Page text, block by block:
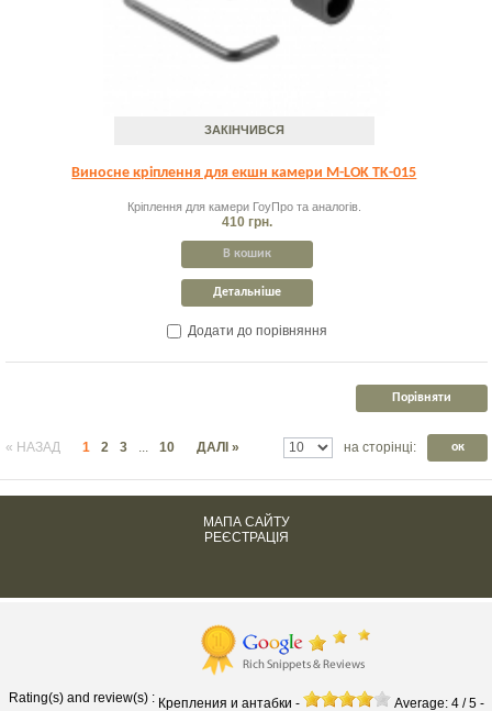
ЗАКІНЧИВСЯ
Виносне кріплення для екшн камери M-LOK TK-015
Кріплення для камери ГоуПро та аналогів.
410 грн.
В кошик
Детальніше
Додати до порівняння
« НАЗАД 1 2 3 10 ДАЛІ » ок
на сторінці:
МАПА САЙТУ
РЕЄСТРАЦІЯ
Rating(s) and review(s) : Крепления и антабки - Average: 4/5-